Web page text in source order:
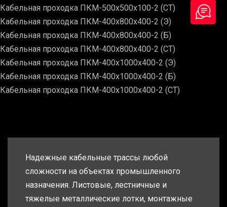
Кабельная проходка ПКМ-500х500х100-2 (СТ)
Кабельная проходка ПКМ-400х800х400-2 (Э)
Кабельная проходка ПКМ-400х800х400-2 (Б)
Кабельная проходка ПКМ-400х800х400-2 (СТ)
Кабельная проходка ПКМ-400х1000х400-2 (Э)
Кабельная проходка ПКМ-400х1000х400-2 (Б)
Кабельная проходка ПКМ-400х1000х400-2 (СТ)
Надежные кабельные трассы любой
сложности на объектах промышленного
назначения. Листовые, лестничные и
тяжелые металлические лотки, монтажные